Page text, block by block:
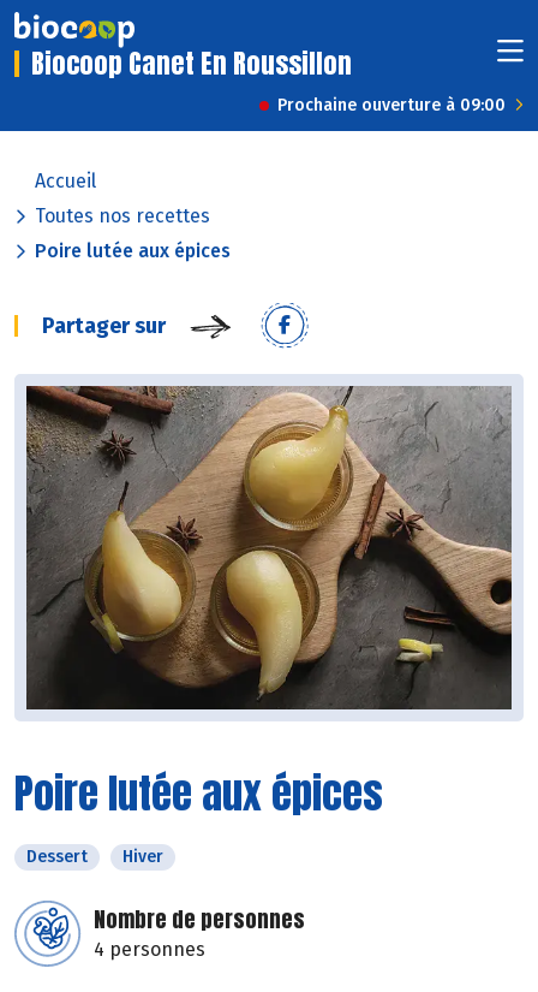
Biocoop Canet En Roussillon
Prochaine ouverture à 09:00
Accueil
Toutes nos recettes
Poire lutée aux épices
Partager sur
Poire lutée aux épices
Dessert Hiver
Nombre de personnes
4 personnes